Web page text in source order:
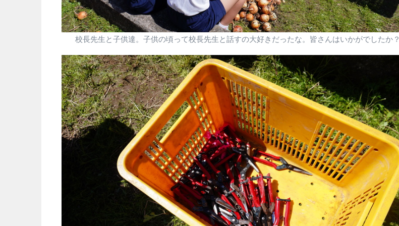
校長先生と子供達。子供の頃って校長先生と話すの大好きだったな。皆さんはいかがでしたか？